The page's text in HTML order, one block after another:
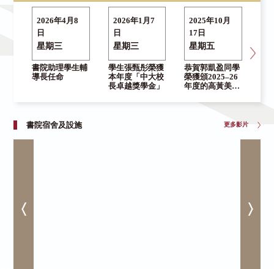
2026年4月8
日
星期三
書院助理學生輔
導長任命
2026年1月7
日
星期三
學生張甄彤榮獲
本年度「中大校
長卓越獎學金」
2025年10月
17日
星期五
恭賀郭凱盈同學
榮獲頒2025–26
年度的高黃美芸
女會獎學金
「
書院宿舍及設施 更多影片